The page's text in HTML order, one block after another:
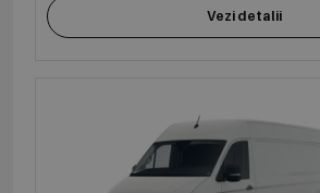
Vezi detalii